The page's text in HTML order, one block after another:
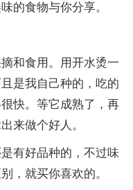
的食物与你分享。
和食用。用开水烫一
是我自己种的，吃的
快。等它成熟了，再
来做个好人。
有好品种的，不过味
，就买你喜欢的。